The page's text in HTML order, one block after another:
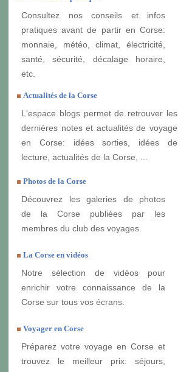
Consultez nos conseils et infos
pratiques avant de partir en Corse:
monnaie, météo, climat, électricité,
santé, sécurité, décalage horaire,
etc.
Actualités de la Corse
L'espace blogs permet de retrouver les
dernières notes et actualités de voyage
en Corse: idées sorties, idées de
lecture, actualités de la Corse, ...
Photos de la Corse
Découvrez les galeries de photos
de la Corse publiées par les
membres du club des voyages.
La Corse en vidéos
Notre sélection de vidéos pour
enrichir votre connaissance de la
Corse sur tous vos écrans.
Voyager en Corse
Préparez votre voyage en Corse et
trouvez le meilleur prix: séjours,